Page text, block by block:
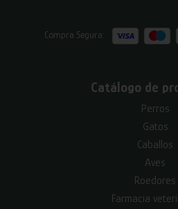
Compra Segura:
Catálogo de
Perros
Gatos
Caballos
Aves
Roedores
Farmacia